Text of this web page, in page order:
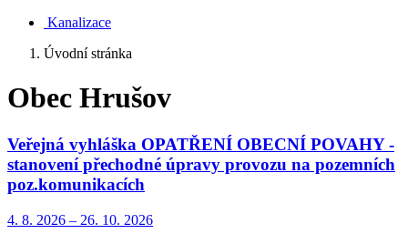
Kanalizace
Úvodní stránka
Obec Hrušov
Veřejná vyhláška OPATŘENÍ OBECNÍ POVAHY -
stanovení přechodné úpravy provozu na pozemních
poz.komunikacích
4. 8. 2026 – 26. 10. 2026